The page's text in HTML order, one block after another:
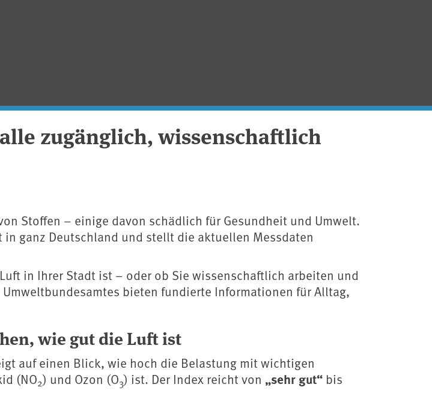
zugänglich, wissenschaftlich
Stoffen – einige davon schädlich für Gesundheit und Umwelt.
ganz Deutschland und stellt die aktuellen Messdaten
in Ihrer Stadt ist – oder ob Sie wissenschaftlich arbeiten und
bieten fundierte Informationen für Alltag,
wie gut die Luft ist
auf einen Blick, wie hoch die Belastung mit wichtigen
(NO2) und Ozon (O3) ist. Der Index reicht von „sehr gut“ bis